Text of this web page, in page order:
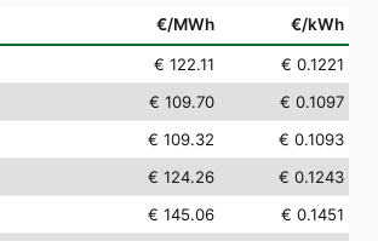
€/MWh €/kWh
€ 122.11
€ 0.1221
€ 109.70
€ 0.1097
€ 109.32
€ 0.1093
€ 124.26
€ 0.1243
€ 145.06
€ 0.1451